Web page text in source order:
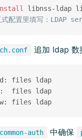
libnss-ldap
配置里填写：LDAP
追加 ldap 数
files ldap
files ldap
auth 中确保